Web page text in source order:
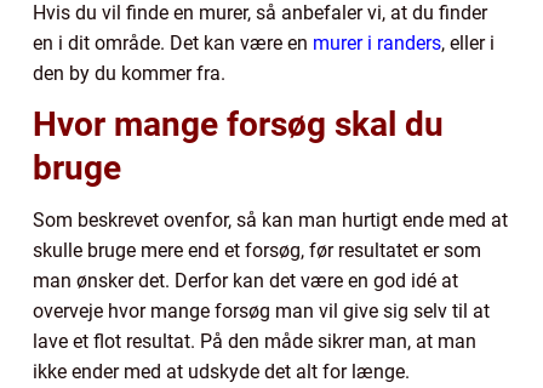
Hvis du vil finde en murer, så anbefaler vi, at du finder
en i dit område. Det kan være en murer i randers, eller i
den by du kommer fra.
Hvor mange forsøg skal du
bruge
Som beskrevet ovenfor, så kan man hurtigt ende med at
skulle bruge mere end et forsøg, før resultatet er som
man ønsker det. Derfor kan det være en god idé at
overveje hvor mange forsøg man vil give sig selv til at
lave et flot resultat. På den måde sikrer man, at man
ikke ender med at udskyde det alt for længe.